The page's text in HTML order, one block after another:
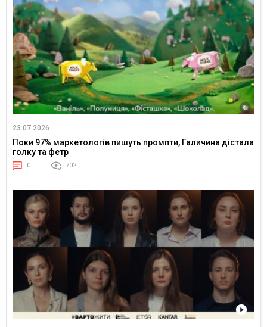
23.07.2026
Поки 97% маркетологів пишуть промпти, Галичина дістала
голку та фетр
0 702